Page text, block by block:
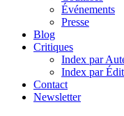
Événements
Presse
Blog
Critiques
Index par
Index par
Contact
Newsletter